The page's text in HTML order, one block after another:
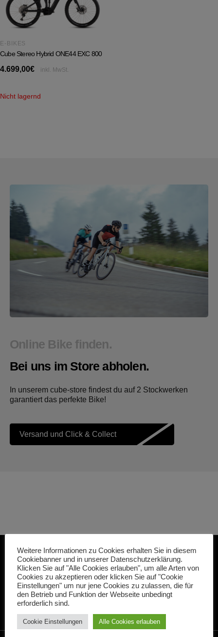
E-BIKE TOUR
PRODUKTRÜCKRUFE
E-BIKES
Cube Stereo Hybrid ONE44 EXC 800
4.699,00€ inkl. MwSt.
Nicht lagernd
Online Bike finden.
Bei uns im Store abholen.
In unserem cube-store findest du auf 2 Stockwerken
garantiert das perfekte Bike!
Versand und Click & Collect
Weitere Informationen zu Cookies erhalten Sie in diesem
Cookiebanner und in unserer Datenschutzerklärung.
Klicken Sie auf "Alle Cookies erlauben", um alle Arten von
Cookies zu akzeptieren oder klicken Sie auf "Cookie
Einstellungen" um nur jene Cookies zu zulassen, die für
den Betrieb und Funktion der Webseite unbedingt
erforderlich sind.
Cookie Einstellungen Alle Cookies erlauben